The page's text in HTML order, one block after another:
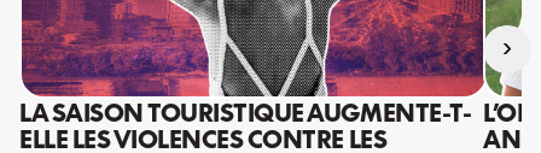
LA SAISON TOURISTIQUE AUGMENTE-T-
ELLE LES VIOLENCES CONTRE LES
›